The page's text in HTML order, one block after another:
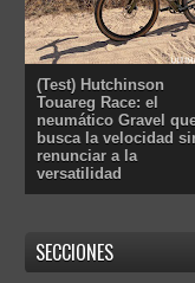
(Test) Hutchinson
Touareg Race: el
neumático Gravel
busca la velocidad
renunciar a la
versatilidad
SECCIONES